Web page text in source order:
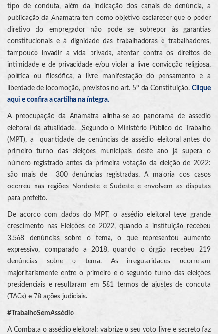
tipo de conduta, além da indicação dos canais de denúncia, a
publicação da Anamatra tem como objetivo esclarecer que o poder
diretivo do empregador não pode se sobrepor às garantias
constitucionais e à dignidade das trabalhadoras e trabalhadores,
tampouco invadir a vida privada, atentar contra os direitos de
intimidade e de privacidade e/ou violar a livre convicção religiosa,
política ou filosófica, a livre manifestação do pensamento e a
liberdade de locomoção, previstos no art. 5º da Constituição. Clique
aqui e confira a cartilha na íntegra.
A preocupação da Anamatra alinha-se ao panorama de assédio
eleitoral da atualidade. Segundo o Ministério Público do Trabalho
(MPT), a quantidade de denúncias de assédio eleitoral antes do
primeiro turno das eleições municipais deste ano já supera o
número registrado antes da primeira votação da eleição de 2022:
são mais de 300 denúncias registradas. A maioria dos casos
ocorreu nas regiões Nordeste e Sudeste e envolvem as disputas
para prefeito.
De acordo com dados do MPT, o assédio eleitoral teve grande
crescimento nas Eleições de 2022, quando a instituição recebeu
3.568 denúncias sobre o tema, o que representou aumento
expressivo, comparado a 2018, quando o órgão recebeu 219
denúncias sobre o tema. As irregularidades ocorreram
majoritariamente entre o primeiro e o segundo turno das eleições
presidenciais e resultaram em 581 termos de ajustes de conduta
(TACs) e 78 ações judiciais.
#TrabalhoSemAssédio
A Combata o assédio eleitoral: valorize o seu voto livre e secreto faz